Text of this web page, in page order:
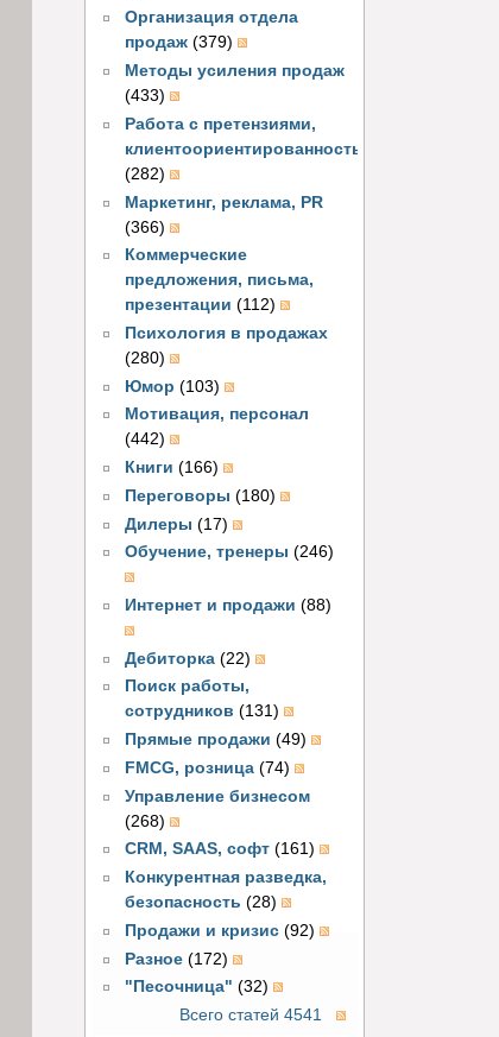
Организация отдела
продаж (379)
Методы усиления продаж
(433)
Работа с претензиями,
клиентоориентированность
(282)
Маркетинг, реклама, PR
(366)
Коммерческие
предложения, письма,
презентации (112)
Психология в продажах
(280)
Юмор (103)
Мотивация, персонал
(442)
Книги (166)
Переговоры (180)
Дилеры (17)
Обучение, тренеры (246)
Интернет и продажи (88)
Дебиторка (22)
Поиск работы,
сотрудников (131)
Прямые продажи (49)
FMCG, розница (74)
Управление бизнесом
(268)
CRM, SAAS, софт (161)
Конкурентная разведка,
безопасность (28)
Продажи и кризис (92)
Разное (172)
"Песочница" (32)
Всего статей 4541